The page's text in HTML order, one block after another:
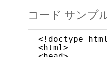
コード サンプ
<!doctype
<html>